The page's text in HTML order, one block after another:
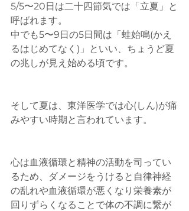
5/5〜20日は二十四節気では「立夏」と
呼ばれます。
中でも5〜9日の5日間は「蛙始鳴(かえ
るはじめてなく)」といい、ちょうど夏
の兆しが見え始める頃です。
そして夏は、東洋医学では心(しん)が痛
みやすい時期と言われています。
心は血液循環と精神の活動を司ってい
るため、ダメージをうけると自律神経
の乱れや血液循環が悪くなり栄養素が
回りずらくなることで体の不調に繋が